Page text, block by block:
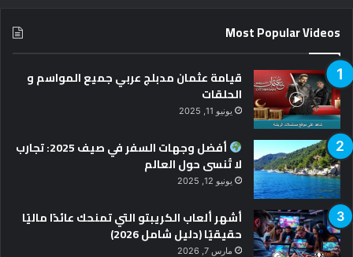
Most Popular Videos
قيامة عثمان مدبلج عربي جميع المواسم و
الحلقات
يونيو 11, 2025
أفضل وجهات السفر في صيف 2025: تجارب
لا تُنسى حول العالم
يونيو 12, 2025
أشهر ألعاب الكريبتو التي تمنحك عائدًا ماليًا
حقيقيًا (دليل شامل 2026)
مارس 7, 2026